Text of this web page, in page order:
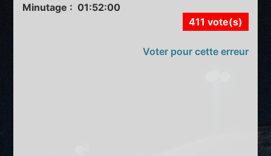
Minutage : 01:52:00
411 vote(s)
Voter pour cette erreur